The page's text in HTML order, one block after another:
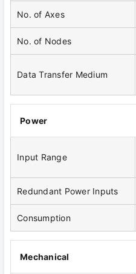
No. of Axes
No. of Nodes
Data Transfer Medium
Power
Input Range
Redundant Power Inputs
Consumption
Mechanical